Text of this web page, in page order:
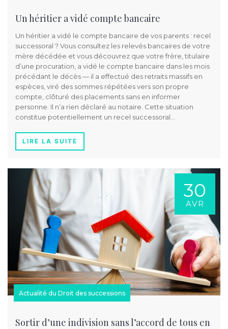
Un héritier a vidé compte bancaire
Un héritier a vidé le compte bancaire de vos parents : recel
successoral ? Vous consultez les relevés bancaires de votre
mère décédée et vous découvrez que votre frère, titulaire
d’une procuration, a vidé le compte bancaire dans les mois
précédant le décès — il a effectué des retraits massifs en
espèces, viré des sommes répétées vers son propre
compte, clôturé des placements sans en informer
personne. Il n’a rien déclaré au notaire. Cette situation
constitue potentiellement un recel successoral…
LIRE LA SUITE
30
AVR
Actualité du Droit des successions
Sortir d’une indivision sans l’accord de tous en